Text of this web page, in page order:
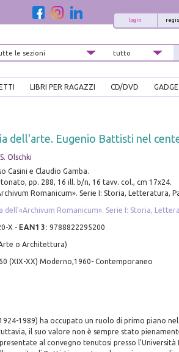
login
LIBRI PER RAGAZZI CD/DVD
dell'arte. Eugenio Battisti nel
Olschki
Casini e Claudio Gamba.
pp. 288, 16 ill. b/n, 16 tavv. col., cm 17x24.
Romanicum». Serie I: Storia, Letteratura,
dell'«Archivum Romanicum». Serie I: Storia,
X - EAN13 : 9788822295200
o Architettura)
(XIX-XX) Moderno,1960- Contemporaneo
1989) ha occupato un ruolo di primo piano
il suo valore non è sempre stato
al convegno tenutosi presso l'Università